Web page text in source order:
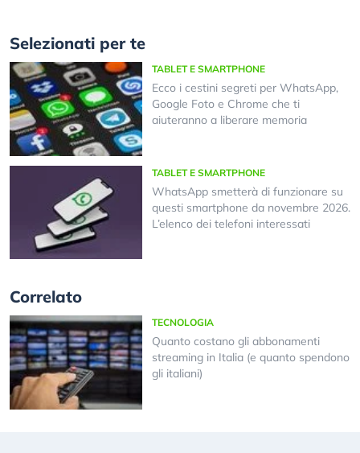
Selezionati per te
TABLET E SMARTPHONE
Ecco i cestini segreti per WhatsApp,
Google Foto e Chrome che ti
aiuteranno a liberare memoria
TABLET E SMARTPHONE
WhatsApp smetterà di funzionare su
questi smartphone da novembre 2026.
L’elenco dei telefoni interessati
Correlato
TECNOLOGIA
Quanto costano gli abbonamenti
streaming in Italia (e quanto spendono
gli italiani)